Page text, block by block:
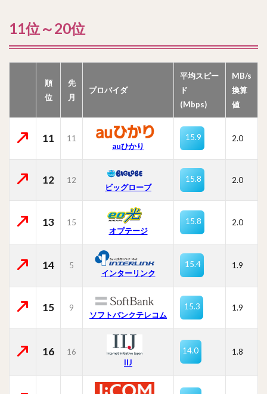
11位～20位
順
位
先
月
プロバイダ
平均スピー
ド
(Mbps)
MB/s
換算
値
11
11
auひかり
15.9 2.0
12 12
ビッグローブ
15.8 2.0
13
15
オプテージ
15.8 2.0
14
5
インターリンク
15.4 1.9
15 9
ソフトバンクテレコム
15.3 1.9
16
16
IIJ
14.0 1.8